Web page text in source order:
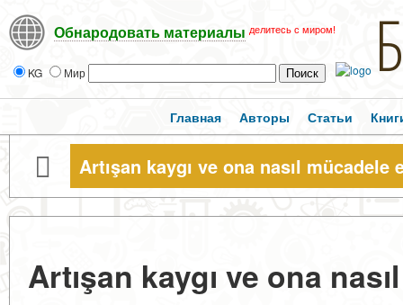
Обнародовать материалы делитесь с миром!
KG Мир
Главная Авторы Статьи
Artışan kaygı ve ona nasıl mücadele
Artışan kaygı ve ona